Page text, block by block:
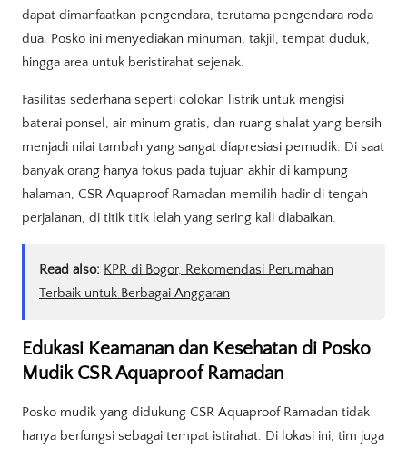
dapat dimanfaatkan pengendara, terutama pengendara roda
dua. Posko ini menyediakan minuman, takjil, tempat duduk,
hingga area untuk beristirahat sejenak.
Fasilitas sederhana seperti colokan listrik untuk mengisi
baterai ponsel, air minum gratis, dan ruang shalat yang bersih
menjadi nilai tambah yang sangat diapresiasi pemudik. Di saat
banyak orang hanya fokus pada tujuan akhir di kampung
halaman, CSR Aquaproof Ramadan memilih hadir di tengah
perjalanan, di titik titik lelah yang sering kali diabaikan.
Read also: KPR di Bogor, Rekomendasi Perumahan
Terbaik untuk Berbagai Anggaran
Edukasi Keamanan dan Kesehatan di Posko
Mudik CSR Aquaproof Ramadan
Posko mudik yang didukung CSR Aquaproof Ramadan tidak
hanya berfungsi sebagai tempat istirahat. Di lokasi ini, tim juga